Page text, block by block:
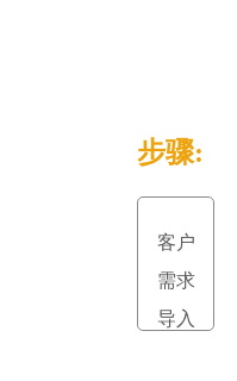
步骤:
客户
需求
导入